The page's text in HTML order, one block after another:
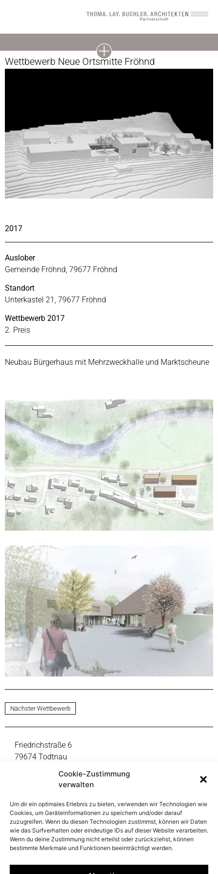
Cookie-Zustimmung
verwalten
Um dir ein optimales Erlebnis zu bieten, verwenden wir Technologien wie
Cookies, um Geräteinformationen zu speichern und/oder darauf
zuzugreifen. Wenn du diesen Technologien zustimmst, können wir Daten
wie das Surfverhalten oder eindeutige IDs auf dieser Website verarbeiten.
Wenn du deine Zustimmung nicht erteilst oder zurückziehst, können
bestimmte Merkmale und Funktionen beeinträchtigt werden.
Wettbewerb Neue Ortsmitte Fröhnd
2017
Auslober
Gemeinde Fröhnd, 79677 Fröhnd
Standort
Unterkastel 21, 79677 Fröhnd
Wettbewerb 2017
2. Preis
Neubau Bürgerhaus mit Mehrzweckhalle und Marktscheune
Nächster Wettbewerb
Friedrichstraße 6
79674 Todtnau
Fon +49 7671 9999-0
mail@thoma-lay-buchler.de
Reinsburgstraße 108
70197 Stuttgart
Fon +49 711 391998-47
mail@thoma-lay-buchler.de